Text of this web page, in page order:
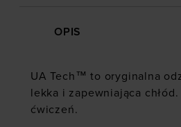
OPIS
UA Tech™ to oryginalna
lekka i zapewniająca
ćwiczeń.